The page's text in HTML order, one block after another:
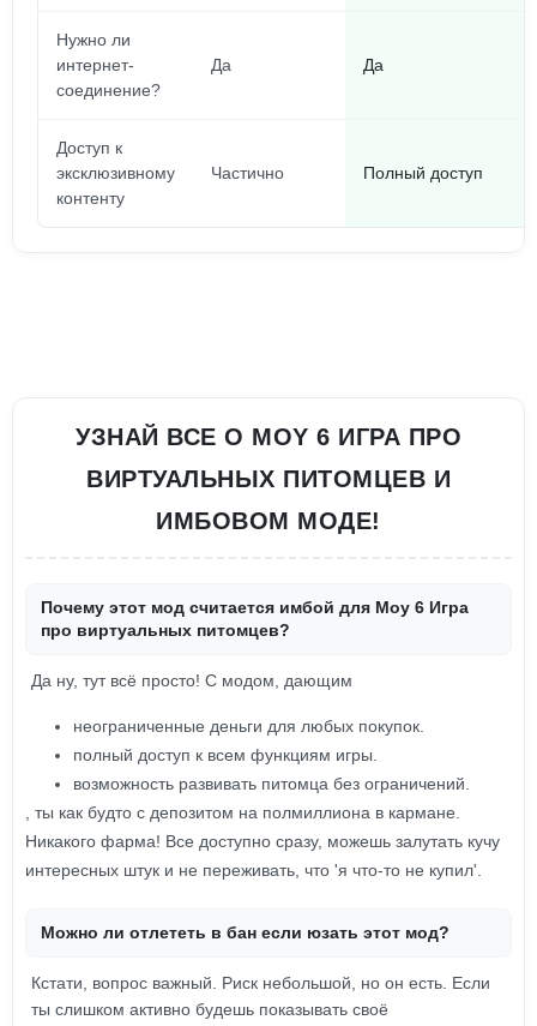
Нужно ли
интернет-
соединение?
Да Да
Доступ к
эксклюзивному
контенту
Частично Полный доступ
УЗНАЙ ВСЕ О MOY 6 ИГРА ПРО
ВИРТУАЛЬНЫХ ПИТОМЦЕВ И
ИМБОВОМ МОДЕ!
Почему этот мод считается имбой для Moy 6 Игра
про виртуальных питомцев?
Да ну, тут всё просто! С модом, дающим
неограниченные деньги для любых покупок.
полный доступ к всем функциям игры.
возможность развивать питомца без ограничений.
, ты как будто с депозитом на полмиллиона в кармане.
Никакого фарма! Все доступно сразу, можешь залутать кучу
интересных штук и не переживать, что 'я что-то не купил'.
Можно ли отлететь в бан если юзать этот мод?
Кстати, вопрос важный. Риск небольшой, но он есть. Если
ты слишком активно будешь показывать своё